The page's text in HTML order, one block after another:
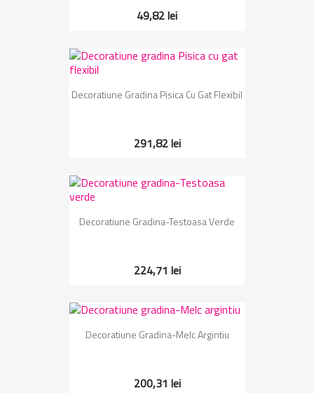
49,82 lei
Decoratiune Gradina Pisica Cu Gat Flexibil
291,82 lei
Decoratiune Gradina-Testoasa Verde
224,71 lei
Decoratiune Gradina-Melc Argintiu
200,31 lei